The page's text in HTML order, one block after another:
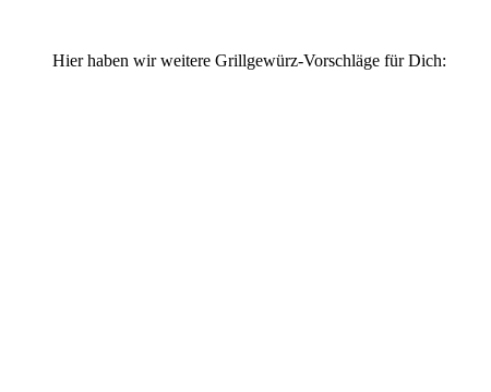
Hier haben wir weitere Grillgewürz-Vorschläge für Dich: